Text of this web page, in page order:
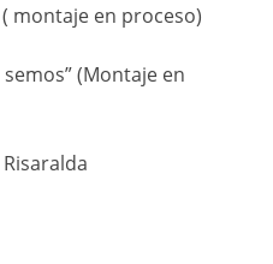
montaje en proceso)
(Montaje en